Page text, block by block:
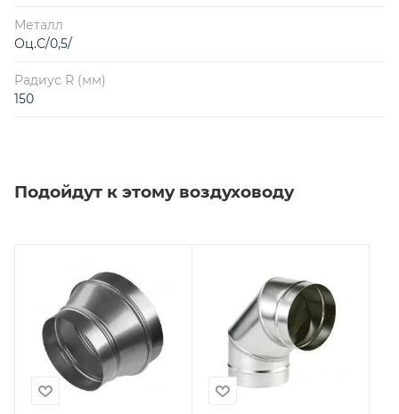
Металл
Оц.С/0,5/
Радиус R (мм)
150
Подойдут к этому воздуховоду